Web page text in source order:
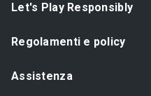
Let's Play Responsibly
Regolamenti e policy
Assistenza